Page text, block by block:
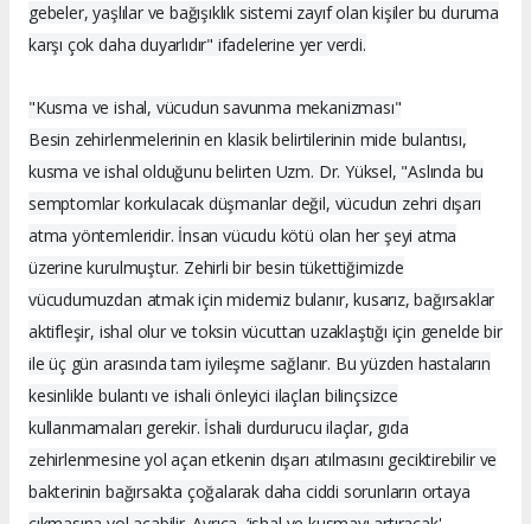
gebeler, yaşlılar ve bağışıklık sistemi zayıf olan kişiler bu duruma
karşı çok daha duyarlıdır" ifadelerine yer verdi.
"Kusma ve ishal, vücudun savunma mekanizması"
Besin zehirlenmelerinin en klasik belirtilerinin mide bulantısı,
kusma ve ishal olduğunu belirten Uzm. Dr. Yüksel, "Aslında bu
semptomlar korkulacak düşmanlar değil, vücudun zehri dışarı
atma yöntemleridir. İnsan vücudu kötü olan her şeyi atma
üzerine kurulmuştur. Zehirli bir besin tükettiğimizde
vücudumuzdan atmak için midemiz bulanır, kusarız, bağırsaklar
aktifleşir, ishal olur ve toksin vücuttan uzaklaştığı için genelde bir
ile üç gün arasında tam iyileşme sağlanır. Bu yüzden hastaların
kesinlikle bulantı ve ishali önleyici ilaçları bilinçsizce
kullanmamaları gerekir. İshali durdurucu ilaçlar, gıda
zehirlenmesine yol açan etkenin dışarı atılmasını geciktirebilir ve
bakterinin bağırsakta çoğalarak daha ciddi sorunların ortaya